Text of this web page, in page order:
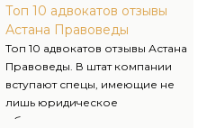
работы в государственных
органах, что помогает нам
решать поставленные задачи
очень компетентно и
комплексно.
Топ 10 адвокатов отзывы
Астана Правоведы
Топ 10 адвокатов отзывы Астана
Правоведы. В штат компании
вступают спецы, имеющие не
лишь юридическое
образование, однако и опыт